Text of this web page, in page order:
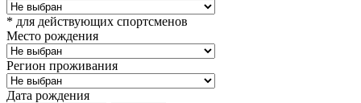
* для действующих спортсменов
Место рождения
Регион проживания
Дата рождения